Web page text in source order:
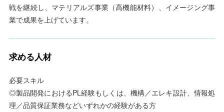
戦を継続し、マテリアルズ事業（高機能材料）、イメージング事
業で成果を上げています。
求める人材
必要スキル
◎製品開発におけるPL経験もしくは、機構／エレキ設計、情報処
理／品質保証業務などいずれかの経験がある方